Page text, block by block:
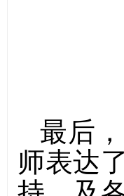
最后
师表达